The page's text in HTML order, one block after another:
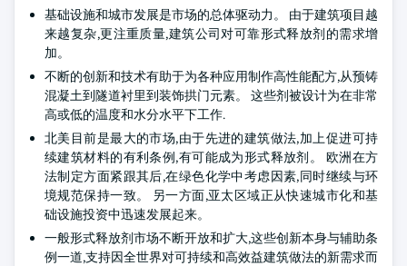
基础设施和城市发展是市场的总体驱动力。 由于建筑项目越
来越复杂,更注重质量,建筑公司对可靠形式释放剂的需求增
加。
不断的创新和技术有助于为各种应用制作高性能配方,从预铸
混凝土到隧道衬里到装饰拱门元素。 这些剂被设计为在非常
高或低的温度和水分水平下工作.
北美目前是最大的市场,由于先进的建筑做法,加上促进可持
续建筑材料的有利条例,有可能成为形式释放剂。 欧洲在方
法制定方面紧跟其后,在绿色化学中考虑因素,同时继续与环
境规范保持一致。 另一方面,亚太区域正从快速城市化和基
础设施投资中迅速发展起来。
一般形式释放剂市场不断开放和扩大,这些创新本身与辅助条
例一道,支持因全世界对可持续和高效益建筑做法的新需求而